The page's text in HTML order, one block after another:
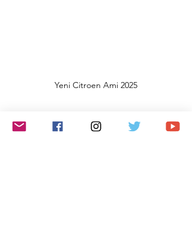
Yeni Citroen Ami 2025
Citroen
Yeni Citroen Ami 2025